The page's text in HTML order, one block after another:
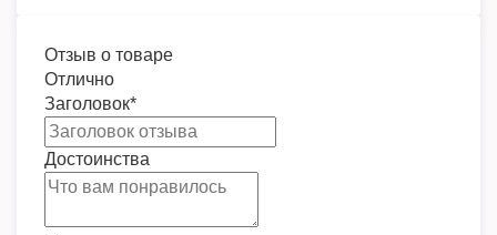
Отзыв о товаре
Отлично
Заголовок*
Достоинства